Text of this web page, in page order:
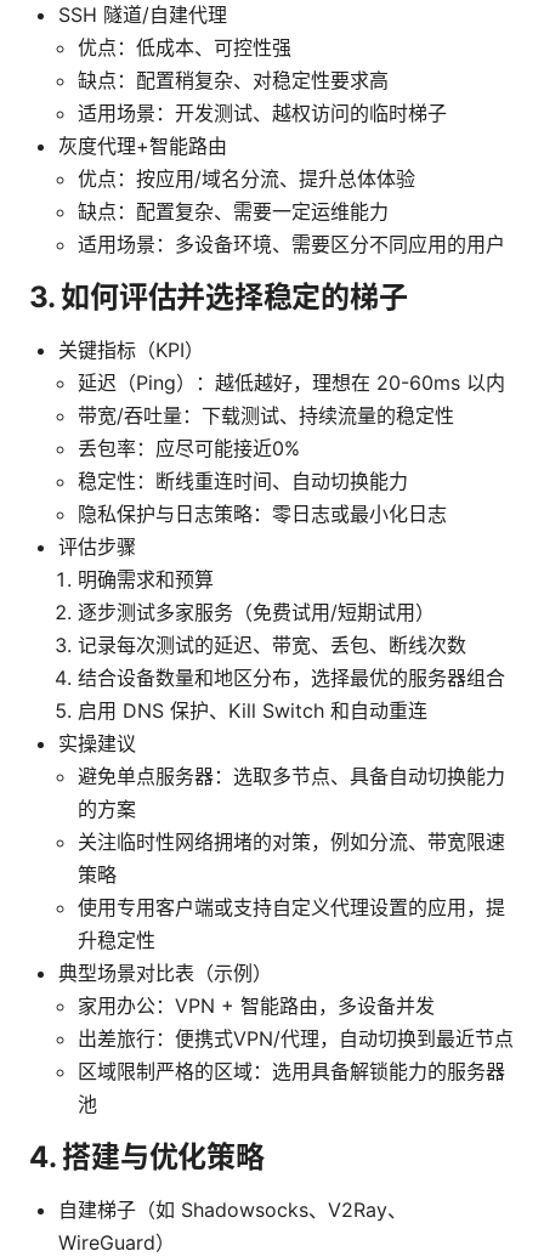
SSH 隧道/自建代理
优点：低成本、可控性强
缺点：配置稍复杂、对稳定性要求高
适用场景：开发测试、越权访问的临时梯子
灰度代理+智能路由
优点：按应用/域名分流、提升总体体验
缺点：配置复杂、需要一定运维能力
适用场景：多设备环境、需要区分不同应用的用户
3. 如何评估并选择稳定的梯子
关键指标（KPI）
延迟（Ping）：越低越好，理想在 20-60ms 以内
带宽/吞吐量：下载测试、持续流量的稳定性
丢包率：应尽可能接近0%
稳定性：断线重连时间、自动切换能力
隐私保护与日志策略：零日志或最小化日志
评估步骤
明确需求和预算
逐步测试多家服务（免费试用/短期试用）
记录每次测试的延迟、带宽、丢包、断线次数
结合设备数量和地区分布，选择最优的服务器组合
启用 DNS 保护、Kill Switch 和自动重连
实操建议
避免单点服务器：选取多节点、具备自动切换能力
的方案
关注临时性网络拥堵的对策，例如分流、带宽限速
策略
使用专用客户端或支持自定义代理设置的应用，提
升稳定性
典型场景对比表（示例）
家用办公：VPN + 智能路由，多设备并发
出差旅行：便携式VPN/代理，自动切换到最近节点
区域限制严格的区域：选用具备解锁能力的服务器
池
4. 搭建与优化策略
自建梯子（如 Shadowsocks、V2Ray、
WireGuard）